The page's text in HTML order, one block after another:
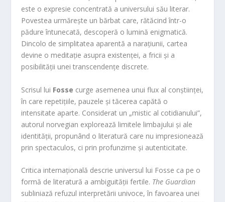
este o expresie concentrată a universului său literar.
Povestea urmărește un bărbat care, rătăcind într-o
pădure întunecată, descoperă o lumină enigmatică.
Dincolo de simplitatea aparentă a narațiunii, cartea
devine o meditație asupra existenței, a fricii și a
posibilității unei transcendențe discrete.
Scrisul lui Fosse curge asemenea unui flux al conștiinței,
în care repetițiile, pauzele și tăcerea capătă o
intensitate aparte. Considerat un „mistic al cotidianului”,
autorul norvegian explorează limitele limbajului și ale
identității, propunând o literatură care nu impresionează
prin spectaculos, ci prin profunzime și autenticitate.
Critica internațională descrie universul lui Fosse ca pe o
formă de literatură a ambiguității fertile. The Guardian
subliniază refuzul interpretării univoce, în favoarea unei